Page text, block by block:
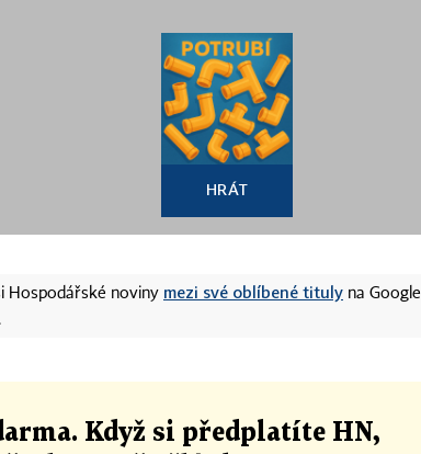
HRÁT
Hospodářské noviny mezi své oblíbené tituly na Google
Když si předplatíte HN,